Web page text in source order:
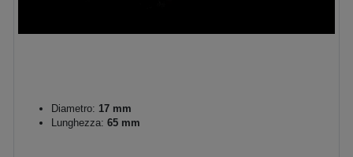
Diametro: 17 mm
Lunghezza: 65 mm